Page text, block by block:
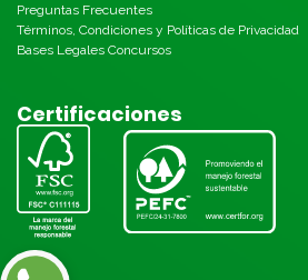
Preguntas Frecuentes
Términos, Condiciones y Políticas de Privacidad
Bases Legales Concursos
Certificaciones